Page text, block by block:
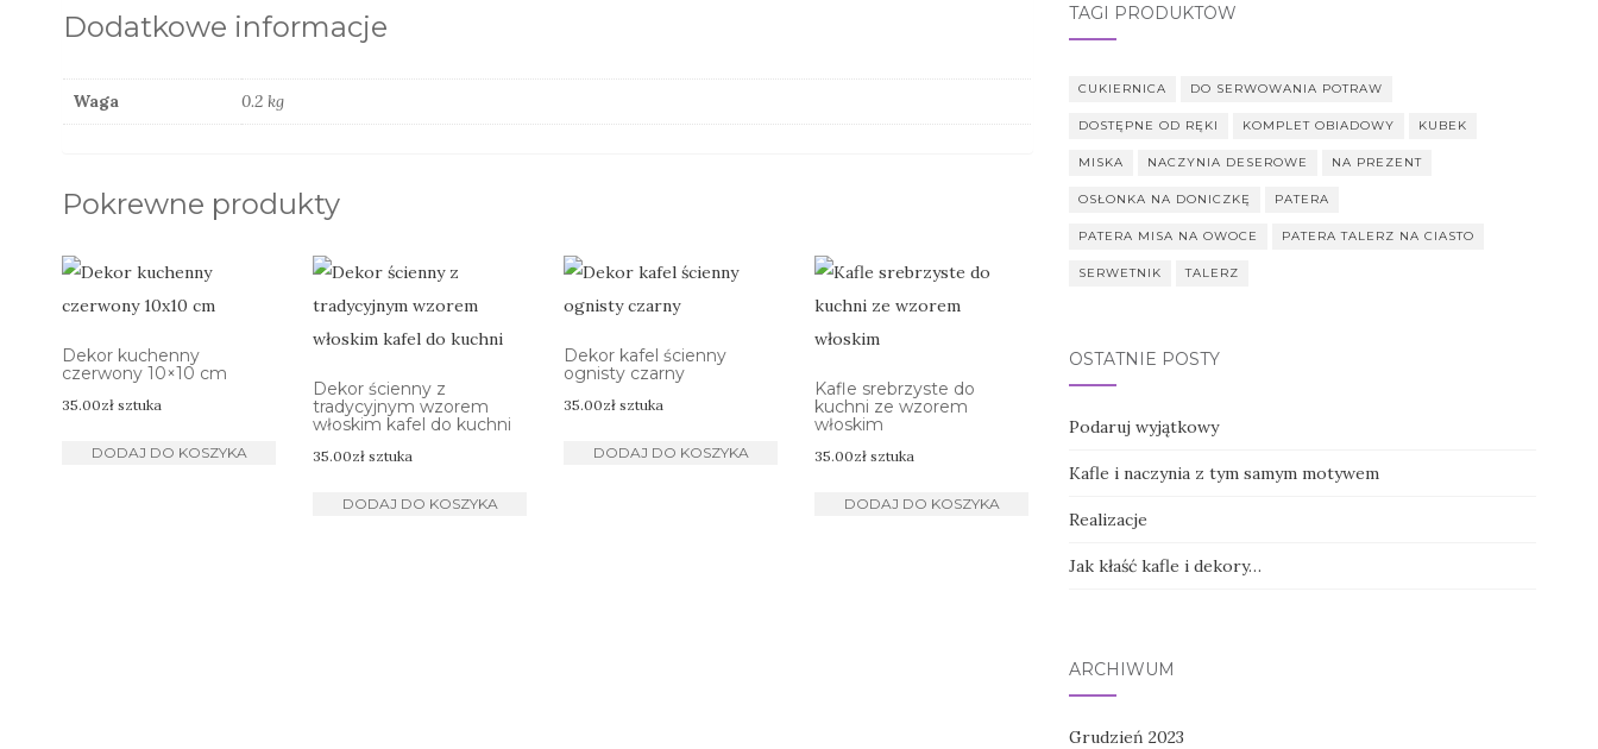
Dodatkowe informacje
Waga 0.2 kg
Pokrewne produkty
Dekor kuchenny
czerwony 10×10 cm
35.00zł sztuka
DODAJ DO KOSZYKA
Dekor ścienny z
tradycyjnym wzorem
włoskim kafel do kuchni
35.00zł sztuka
DODAJ DO KOSZYKA
Dekor kafel ścienny
ognisty czarny
35.00zł sztuka
DODAJ DO KOSZYKA
Kafle srebrzyste do
kuchni ze wzorem
włoskim
35.00zł sztuka
DODAJ DO KOSZYKA
TAGI PRODUKTÓW
CUKIERNICA DO SERWOWANIA POTRAW
DOSTĘPNE OD RĘKI KOMPLET OBIADOWY KUBEK
MISKA NACZYNIA DESEROWE NA PREZENT
OSŁONKA NA DONICZKĘ PATERA
PATERA MISA NA OWOCE PATERA TALERZ NA CIASTO
SERWETNIK TALERZ
OSTATNIE POSTY
Podaruj wyjątkowy
Kafle i naczynia z tym samym motywem
Realizacje
Jak kłaść kafle i dekory…
ARCHIWUM
Grudzień 2023